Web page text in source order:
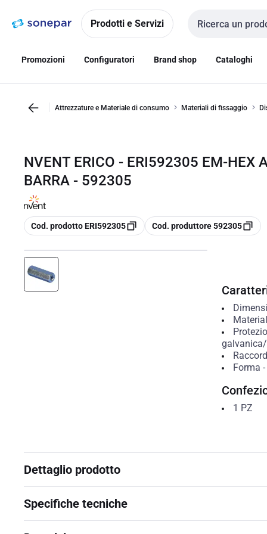
navigazionealla
Prodotti e Servizi
Cerca input
Promozioni Configuratori Brand shop Cataloghi
Attrezzature e Materiale di consumo Materiali di fissaggio
NVENT ERICO - ERI592305 EM-HEX
BARRA - 592305
copia
Cod. prodotto ERI592305 copia
Cod. produttore 592305
Forma -
1 PZ
Dettaglio prodotto
Specifiche tecniche